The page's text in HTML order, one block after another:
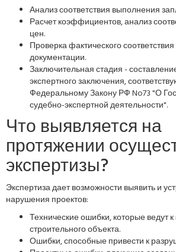
Анализ соответствия выполнения
Расчет коэффициентов, анализ
цен.
Проверка фактического
документации.
Заключительная стадия -
экспертного заключения,
Федеральному Закону РФ No73 "О
судебно-экспертной деятельности".
Что выявляется на
протяжении
экспертизы?
Экспертиза дает возможности выявить и
нарушения проектов:
Технические ошибки, которые ведут
строительного объекта.
Ошибки, способные привести к